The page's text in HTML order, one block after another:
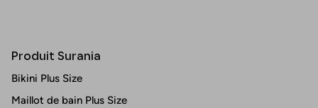
Produit Surania
Bikini Plus Size
Maillot de bain Plus Size